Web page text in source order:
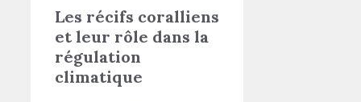
Les récifs coralliens
et leur rôle dans la
régulation
climatique